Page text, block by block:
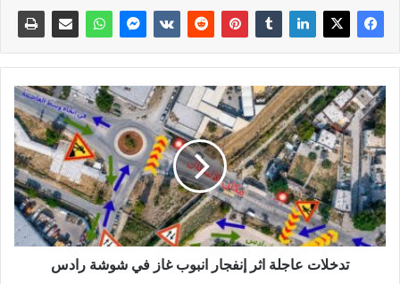
تدخلات عاجلة اثر إنفجار انبوب غاز في شوشة رادس